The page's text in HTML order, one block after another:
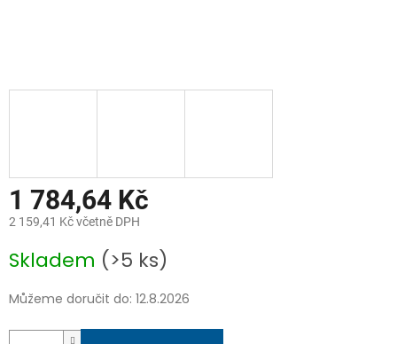
1 784,64 Kč
2 159,41 Kč včetně DPH
cena:
Skladem (>5 ks)
Můžeme doručit do: 12.8.2026